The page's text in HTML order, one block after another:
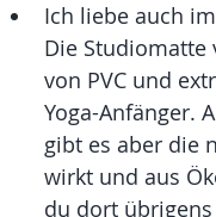
Ich liebe auch
Die Studiomatte
von PVC und
Yoga-Anfänger.
gibt es aber die
wirkt und aus
du dort